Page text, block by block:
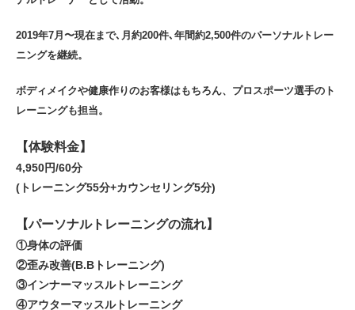
2019年7月〜現在まで､月約200件､年間約2,500件のパーソナルトレー
ニングを継続。
ボディメイクや健康作りのお客様はもちろん、プロスポーツ選手のト
レーニングも担当。
【体験料金】
4,950円/60分
(トレーニング55分+カウンセリング5分)
【パーソナルトレーニングの流れ】
①身体の評価
②歪み改善(B.Bトレーニング)
③インナーマッスルトレーニング
④アウターマッスルトレーニング